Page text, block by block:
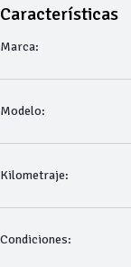
Características
Marca:
Modelo:
Kilometraje:
Condiciones: